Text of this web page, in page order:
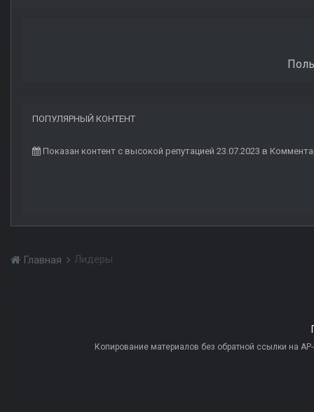
ПОПУЛЯРНЫЙ КОНТЕНТ
Показан контент с высокой репутацией 23.07.2023 в
Главная Лидеры
Копирование материалов без обратной ссылки на